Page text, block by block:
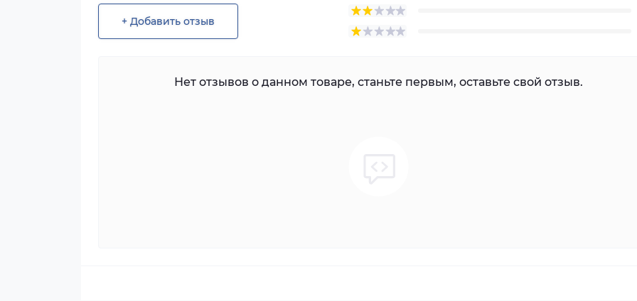
+ Добавить отзыв
Нет отзывов о данном товаре, станьте первым, оставьте свой отзыв.